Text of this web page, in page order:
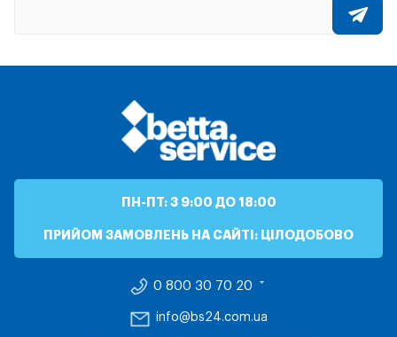
ПН-ПТ: З 9:00 ДО 18:00
ПРИЙОМ ЗАМОВЛЕНЬ НА САЙТІ: ЦІЛОДОБОВО
0 800 30 70 20
info@bs24.com.ua